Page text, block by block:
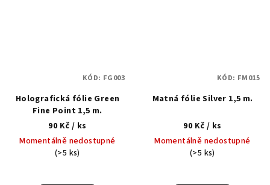
Holografická fólie Green
Fine Point 1,5 m.
90 Kč / ks
Momentálně nedostupné
(>5 ks)
KÓD: FG003
Matná fólie Silver 1,5 m.
90 Kč / ks
Momentálně nedostupné
(>5 ks)
KÓD: FM015